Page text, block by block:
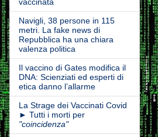
Navigli, 38 persone in 115
metri. La fake news di
Repubblica ha una chiara
valenza politica
Il vaccino di Gates modifica il
DNA: Scienziati ed esperti di
etica danno l’allarme
La Strage dei Vaccinati Covid
► Tutti i morti per
"coincidenza"